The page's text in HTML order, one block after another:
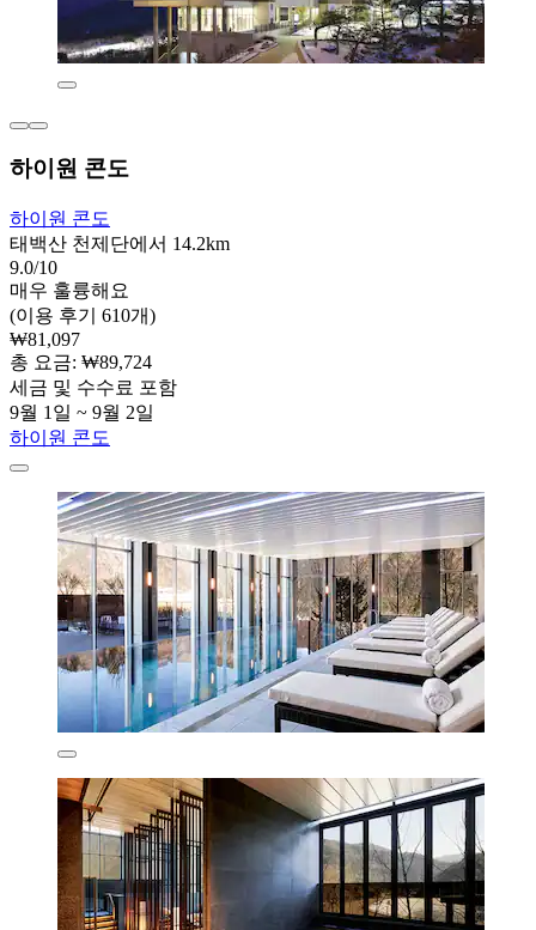
하이원 콘도
하이원 콘도
태백산 천제단에서 14.2km
9.0/10
매우 훌륭해요
(이용 후기 610개)
₩81,097
총 요금: ₩89,724
세금 및 수수료 포함
9월 1일 ~ 9월 2일
하이원 콘도